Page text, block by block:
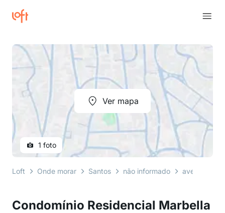
Condomínio Residencial Marbella
Ver mapa
1 foto
Loft Onde morar Santos não informado avenida